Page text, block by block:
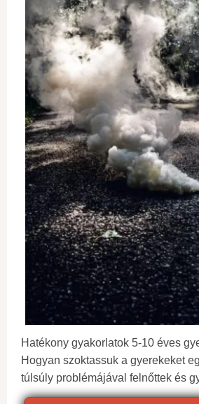
Hatékony gyakorlatok 5-10 éves
Hogyan szoktassuk a gyerekeket
túlsúly problémájával felnőttek és